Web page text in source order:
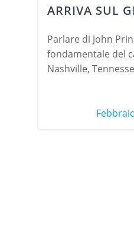
ARRIVA SUL
Parlare di John
fondamentale del
Nashville,